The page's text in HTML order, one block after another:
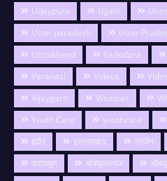
Udaypura
Ujjain
Uttar paradesh
Uttar
Uttrakhand
Vadodara
Varanasi
Videos
Vijaygarh
Weather
Youth Care
youthcare
इंदौर
इस्लामाबाद उज्जैन
उदायपुरा
ओबेदुल्लागंज